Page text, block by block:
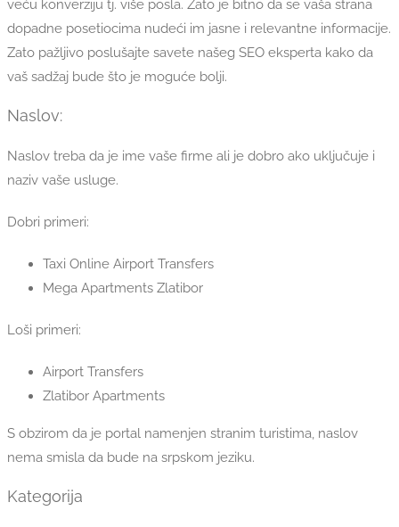
veću konverziju tj. više posla. Zato je bitno da se vaša strana
dopadne posetiocima nudeći im jasne i relevantne informacije.
Zato pažljivo poslušajte savete našeg SEO eksperta kako da
vaš sadžaj bude što je moguće bolji.
Naslov:
Naslov treba da je ime vaše firme ali je dobro ako uključuje i
naziv vaše usluge.
Dobri primeri:
Taxi Online Airport Transfers
Mega Apartments Zlatibor
Loši primeri:
Airport Transfers
Zlatibor Apartments
S obzirom da je portal namenjen stranim turistima, naslov
nema smisla da bude na srpskom jeziku.
Kategorija